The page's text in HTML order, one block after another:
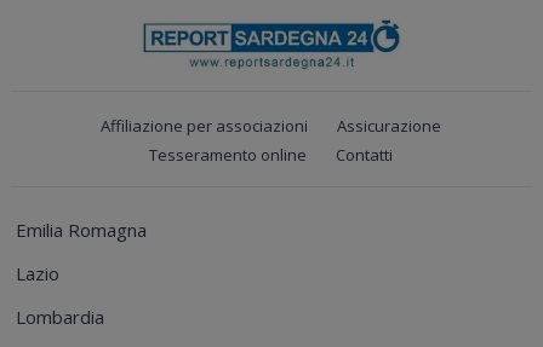
Affiliazione per associazioni
Assicurazione
Tesseramento online
Contatti
Emilia Romagna
Lazio
Lombardia